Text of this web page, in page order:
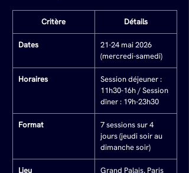
Critère Détails
Dates
21-24 mai 2026
(mercredi-samedi)
Horaires
Session déjeuner :
11h30-16h / Session
dîner : 19h-23h30
Format
7 sessions sur 4
jours (jeudi soir au
dimanche soir)
Lieu
Grand Palais, Paris